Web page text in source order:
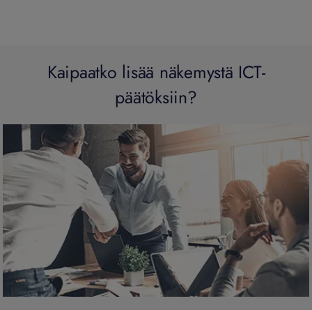
Kaipaatko lisää näkemystä ICT-
päätöksiin?